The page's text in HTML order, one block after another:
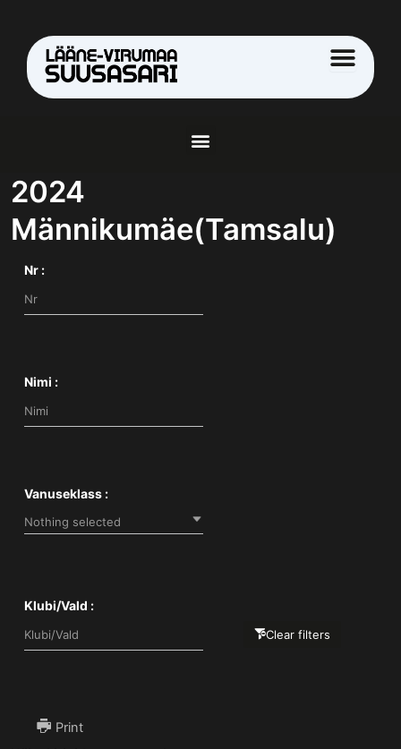
content
Menu
2024
Männikumäe(Tamsalu)
Nr :
Nimi :
Vanuseklass :
Nothing selected
Klubi/Vald :
Clear filters
Print